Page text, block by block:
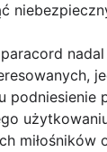
podniesienie
miłośników